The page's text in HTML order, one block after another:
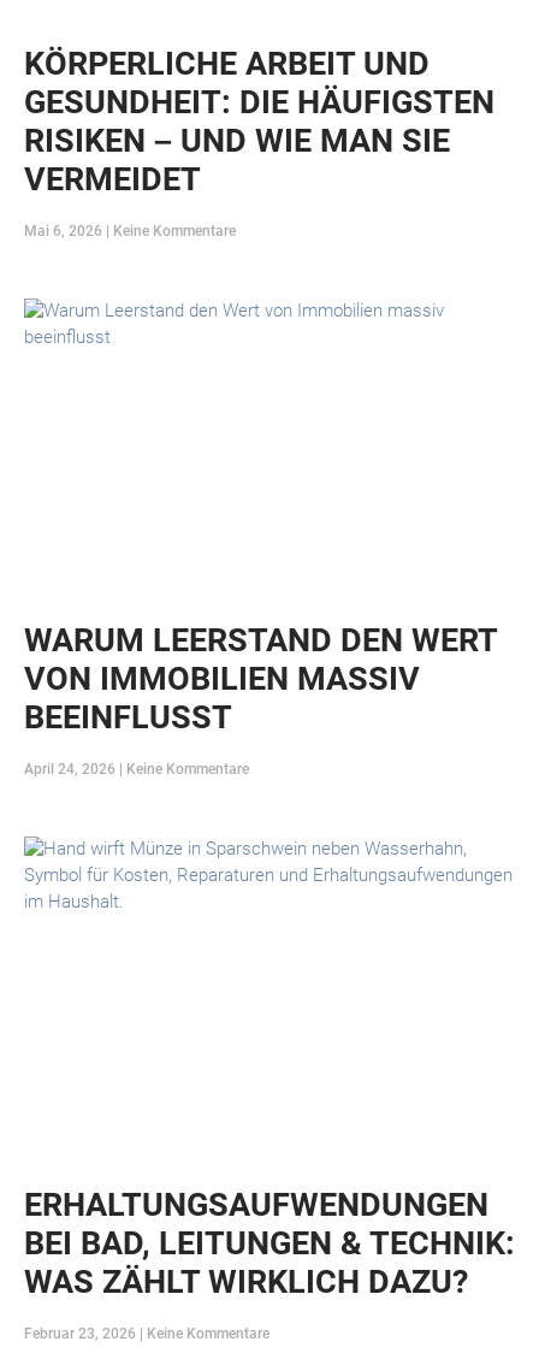
KÖRPERLICHE ARBEIT UND
GESUNDHEIT: DIE HÄUFIGSTEN
RISIKEN – UND WIE MAN SIE
VERMEIDET
Mai 6, 2026 Keine Kommentare
WARUM LEERSTAND DEN WERT
VON IMMOBILIEN MASSIV
BEEINFLUSST
April 24, 2026 Keine Kommentare
ERHALTUNGSAUFWENDUNGEN
BEI BAD, LEITUNGEN & TECHNIK:
WAS ZÄHLT WIRKLICH DAZU?
Februar 23, 2026 Keine Kommentare